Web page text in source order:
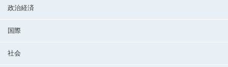
政治経済
国際
社会